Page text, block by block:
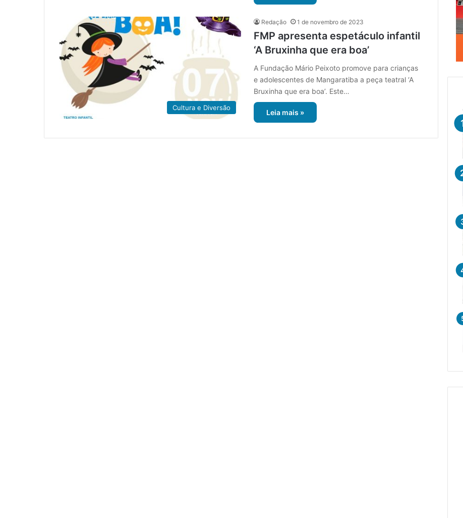
Cultura e Diversão
Redação 1 de novembro de 2023
FMP apresenta espetáculo infantil
‘A Bruxinha que era boa’
A Fundação Mário Peixoto promove para crianças
e adolescentes de Mangaratiba a peça teatral ‘A
Bruxinha que era boa’. Este…
Leia mais »